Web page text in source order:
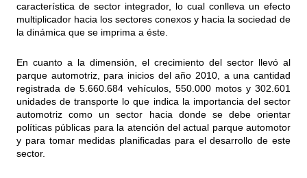
característica de sector integrador, lo cual conlleva un efecto
multiplicador hacia los sectores conexos y hacia la sociedad de
la dinámica que se imprima a éste.
En cuanto a la dimensión, el crecimiento del sector llevó al
parque automotriz, para inicios del año 2010, a una cantidad
registrada de 5.660.684 vehículos, 550.000 motos y 302.601
unidades de transporte lo que indica la importancia del sector
automotriz como un sector hacia donde se debe orientar
políticas públicas para la atención del actual parque automotor
y para tomar medidas planificadas para el desarrollo de este
sector.